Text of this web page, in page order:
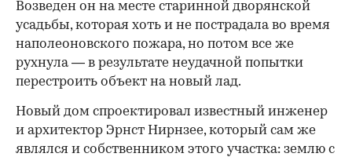
Возведен он на месте старинной дворянской
усадьбы, которая хоть и не пострадала во время
наполеоновского пожара, но потом все же
рухнула — в результате неудачной попытки
перестроить объект на новый лад.
Новый дом спроектировал известный инженер
и архитектор Эрнст Нирнзее, который сам же
являлся и собственником этого участка: землю с